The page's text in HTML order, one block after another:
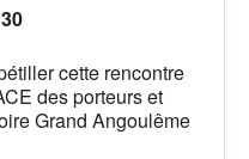
cette rencontre
des porteurs et
Grand Angoulême